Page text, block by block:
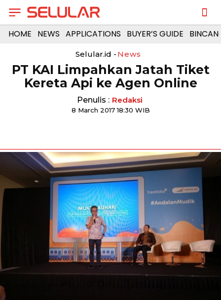
HOME NEWS APPLICATIONS BUYER’S GUIDE
Selular.id - News
PT KAI Limpahkan Jatah Tiket
Kereta Api ke Agen Online
Penulis : Redaksi
8 March 2017 18:30 WIB